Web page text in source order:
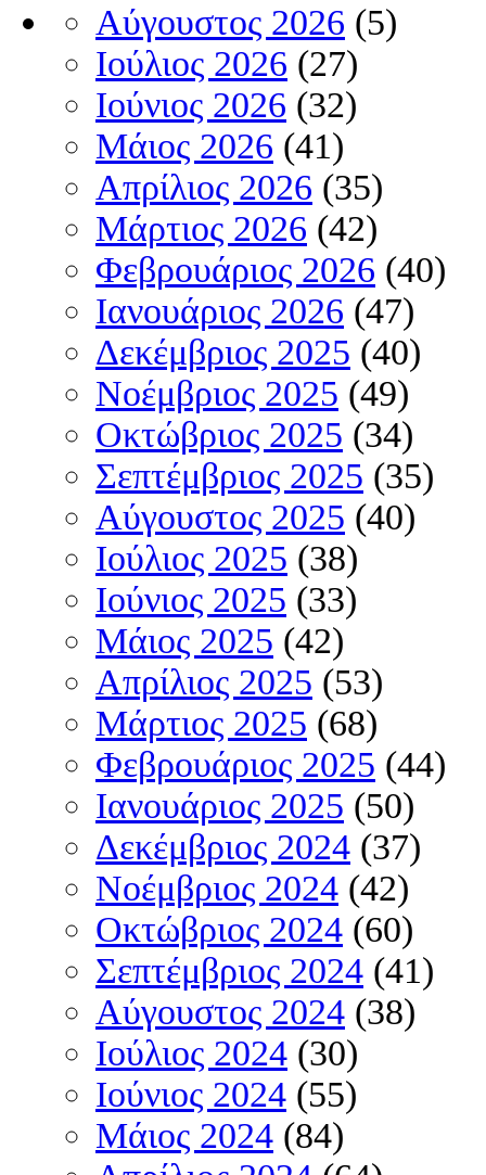
Αύγουστος 2026 (5)
Ιούλιος 2026 (27)
Ιούνιος 2026 (32)
Μάιος 2026 (41)
Απρίλιος 2026 (35)
Μάρτιος 2026 (42)
Φεβρουάριος 2026 (40)
Ιανουάριος 2026 (47)
Δεκέμβριος 2025 (40)
Νοέμβριος 2025 (49)
Οκτώβριος 2025 (34)
Σεπτέμβριος 2025 (35)
Αύγουστος 2025 (40)
Ιούλιος 2025 (38)
Ιούνιος 2025 (33)
Μάιος 2025 (42)
Απρίλιος 2025 (53)
Μάρτιος 2025 (68)
Φεβρουάριος 2025 (44)
Ιανουάριος 2025 (50)
Δεκέμβριος 2024 (37)
Νοέμβριος 2024 (42)
Οκτώβριος 2024 (60)
Σεπτέμβριος 2024 (41)
Αύγουστος 2024 (38)
Ιούλιος 2024 (30)
Ιούνιος 2024 (55)
Μάιος 2024 (84)